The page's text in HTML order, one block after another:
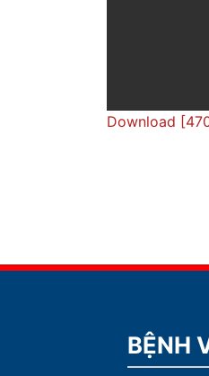
Download
BỆNH